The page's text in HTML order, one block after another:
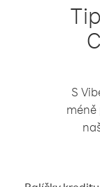
S
méně